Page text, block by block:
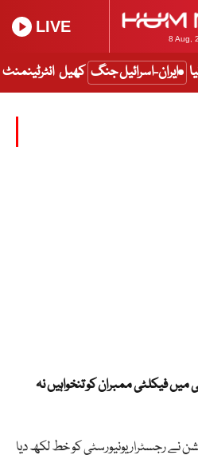
8 Aug,
LIVE
ایران-اسرائیل جنگ کھیل انٹرٹینمنٹ
میں فیکلٹی ممبران کو تنخواہیں نہ
نے رجسٹرار یونیورسٹی کو خط لکھ دیا